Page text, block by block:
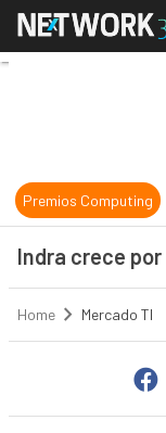
Premios Computing
Indra crece por
Home Mercado TI